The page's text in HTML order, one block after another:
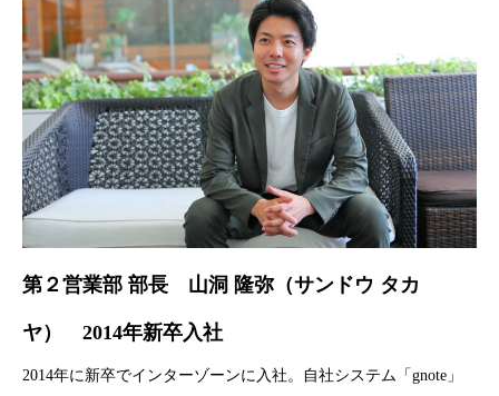
第２営業部 部長 山洞 隆弥（サンドウ タカ
ヤ） 2014年新卒入社
2014年に新卒でインターゾーンに入社。自社システム「gnote」